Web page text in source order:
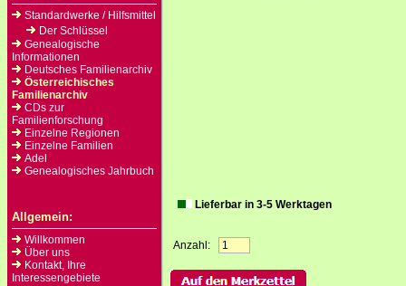
Standardwerke / Hilfsmittel
Der Schlüssel
Genealogische
Informationen
Deutsches Familienarchiv
Österreichisches
Familienarchiv
CDs zur
Familienforschung
Einzelne Regionen
Einzelne Familien
Adel
Genealogisches Jahrbuch
Allgemein:
Willkommen
Über uns
Kontakt, Ihre
Interessengebiete
Lieferbar in 3-5 Werktagen
Anzahl: